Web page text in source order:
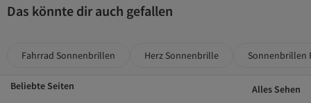
Das könnte dir auch gefallen
Fahrrad Sonnenbrillen Herz Sonnenbrille Sonnenbrillen
Beliebte Seiten Alles Sehen